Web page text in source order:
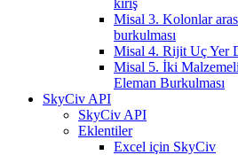
kiriş
Misal 3. Kolonlar
burkulması
Misal 4. Rijit Uç Yer
Misal 5. İki
Eleman Burkulması
SkyCiv API
SkyCiv API
Eklentiler
Excel için SkyCiv